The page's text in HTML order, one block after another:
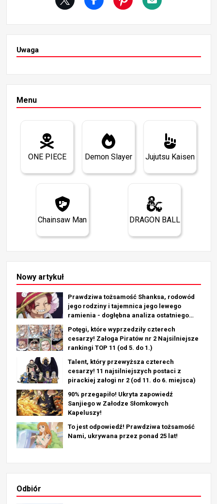
ę pozostawać częścią ukrytego potencjału Goku.
Uwaga
Menu
ONE PIECE Demon Slayer Jujutsu Kaisen
Chainsaw Man DRAGON BALL
Nowy artykuł
Prawdziwa tożsamość Shanksa, rodowód
jego rodziny i tajemnica jego lewego
ramienia - dogłębna analiza ostatniego
Potęgi, które wyprzedziły czterech
cesarzy! Załoga Piratów nr 2 Najsilniejsze
rankingi TOP 11 (od 5. do 1.)
Talent, który przewyższa czterech
cesarzy! 11 najsilniejszych postaci z
pirackiej załogi nr 2 (od 11. do 6. miejsca)
90% przegapiło! Ukryta zapowiedź
Sanjiego w Załodze Słomkowych
Kapeluszy!
To jest odpowiedź! Prawdziwa tożsamość
Nami, ukrywana przez ponad 25 lat!
Odbiór